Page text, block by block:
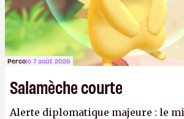
Percole 7 août 2026
Salamèche courte
Alerte diplomatique majeure : le